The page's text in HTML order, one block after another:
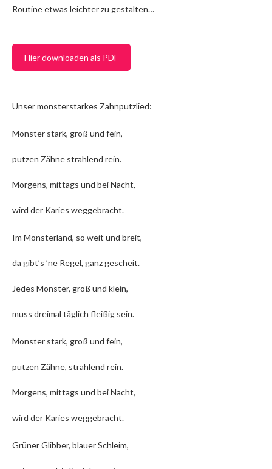
Routine etwas leichter zu gestalten…
Hier downloaden als PDF
Unser monsterstarkes Zahnputzlied:
Monster stark, groß und fein,
putzen Zähne strahlend rein.
Morgens, mittags und bei Nacht,
wird der Karies weggebracht.
Im Monsterland, so weit und breit,
da gibt’s ’ne Regel, ganz gescheit.
Jedes Monster, groß und klein,
muss dreimal täglich fleißig sein.
Monster stark, groß und fein,
putzen Zähne, strahlend rein.
Morgens, mittags und bei Nacht,
wird der Karies weggebracht.
Grüner Glibber, blauer Schleim,